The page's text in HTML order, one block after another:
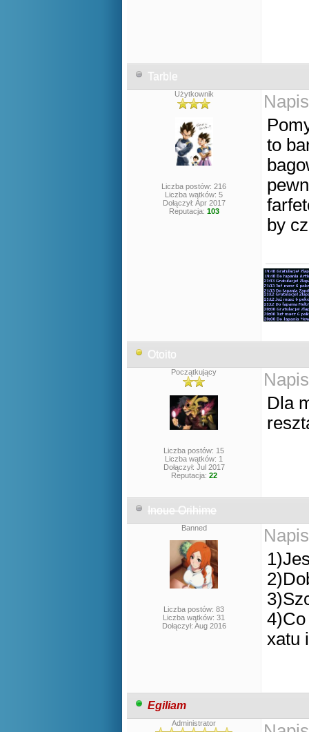
Tarble
Użytkownik
Liczba postów: 216
Liczba wątków: 5
Dołączył: Apr 2017
Reputacja: 103
to
by
Otoito
Początkujący
Liczba postów: 15
Liczba wątków: 1
Dołączył: Jul 2017
Reputacja: 22
Dla
Inoue Orihime
Banned
Liczba postów: 83
Liczba wątków: 31
Dołączył: Aug 2016
xatu
Egiliam
Administrator